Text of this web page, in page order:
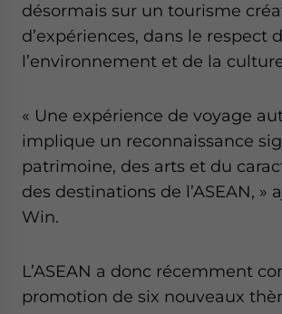
désormais sur un tourisme
d’expériences, dans le respect
l’environnement et de la
« Une expérience de voyage
implique un reconnaissance
patrimoine, des arts et du
des destinations de l’ASEAN, »
Win.
L’ASEAN a donc récemment
promotion de six nouveaux